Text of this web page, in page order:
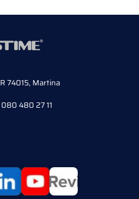
74015, Martina
480 27 11